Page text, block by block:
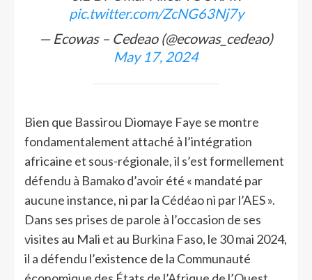
pic.twitter.com/ZcNG63Nj7y
— Ecowas – Cedeao (@ecowas_cedeao)
May 17, 2024
Bien que Bassirou Diomaye Faye se montre
fondamentalement attaché à l’intégration
africaine et sous-régionale, il s’est formellement
défendu à Bamako d’avoir été « mandaté par
aucune instance, ni par la Cédéao ni par l’AES ».
Dans ses prises de parole à l’occasion de ses
visites au Mali et au Burkina Faso, le 30 mai 2024,
il a défendu l’existence de la Communauté